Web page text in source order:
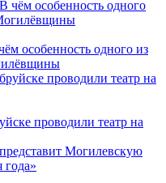
особенность одного из
проводили театр на